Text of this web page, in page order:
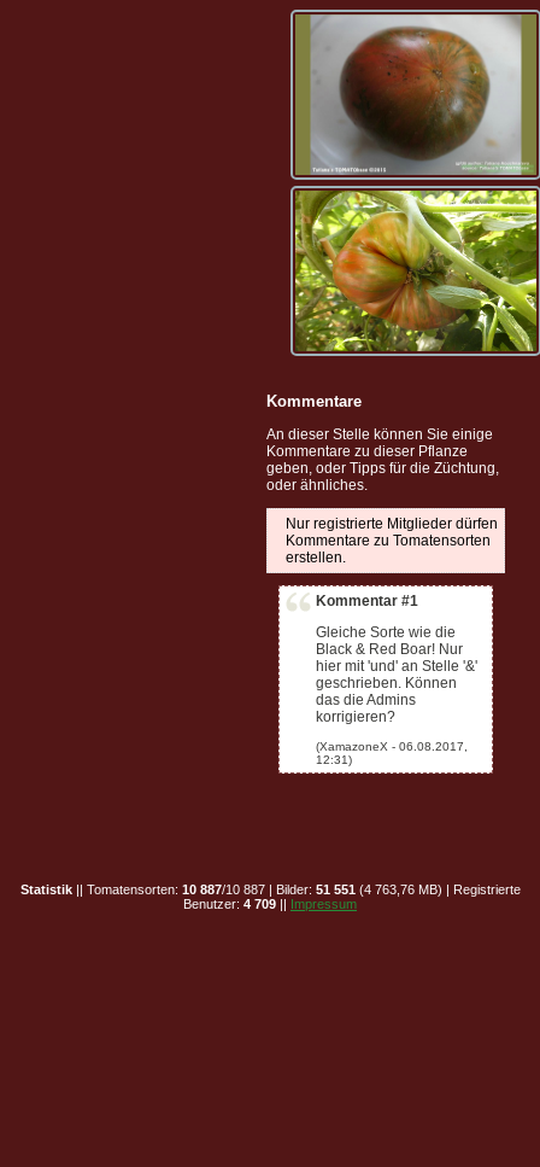
Kommentare
An dieser Stelle können Sie einige
Kommentare zu dieser Pflanze
geben, oder Tipps für die Züchtung,
oder ähnliches.
Nur registrierte Mitglieder dürfen
Kommentare zu Tomatensorten
erstellen.
Kommentar #1
Gleiche Sorte wie die
Black & Red Boar! Nur
hier mit 'und' an Stelle '&'
geschrieben. Können
das die Admins
korrigieren?
Statistik|| Tomatensorten: 10 887/10 887 | Bilder: 51 551 (4 763,76 MB) | Registrierte
Benutzer: 4 709 || Impressum